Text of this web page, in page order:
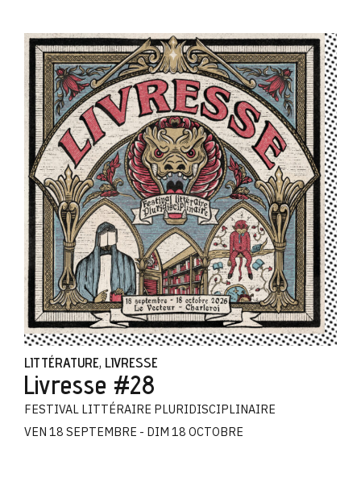
LITTÉRATURE, LIVRESSE
Livresse #28
FESTIVAL LITTÉRAIRE PLURIDISCIPLINAIRE
VEN 18 SEPTEMBRE - DIM 18 OCTOBRE